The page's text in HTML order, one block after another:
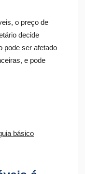
o preço de
decide
pode ser afetado
e pode
básico